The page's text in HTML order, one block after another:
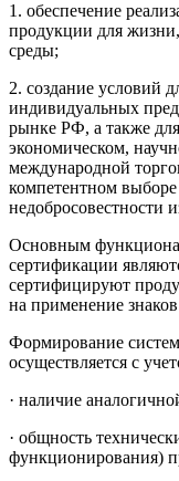
1. обеспечение
продукции для
среды;
2. создание условий
индивидуальных
рынке РФ, а также
экономическом,
международной
компетентном
недобросовестности
Основным
сертификации
сертифицируют
на применение знаков
Формирование
осуществляется с
· наличие
· общность
функционирования)